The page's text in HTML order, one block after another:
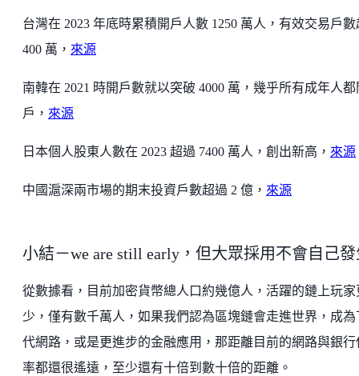
台灣在 2023 年底時累積開戶人數 1250 萬人，有效交易戶數
400 萬， 來源
南韓在 2021 時開戶數就以突破 4000 萬，幾乎所有成年人都
戶， 來源
日本個人股東人數在 2023 超過 7400 萬人，創出新高， 來源
中國滬深兩市場的期末投資戶數超過 2 億， 來源
小結－we are still early，但大眾採用不會自己
從數據看，目前加密貨幣總人口約幾億人，活躍的鏈上玩家
少，僅有數千萬人，如果我們認為區塊鏈會走進世界，成為
代網路，或是更進步的金融應用，那距離目前的網路與銀行
率都還很遙遠，至少還有十倍到數十倍的距離。